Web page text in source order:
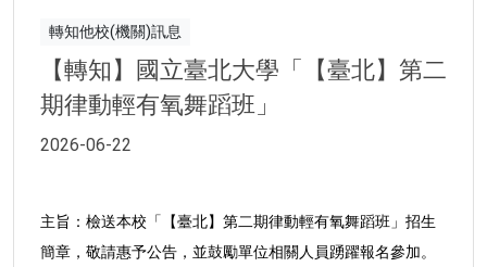
轉知他校(機關)訊息
【轉知】國立臺北大學「【臺北】第二
期律動輕有氧舞蹈班」
2026-06-22
主旨：檢送本校「【臺北】第二期律動輕有氧舞蹈班」招生
簡章，敬請惠予公告，並鼓勵單位相關人員踴躍報名參加。